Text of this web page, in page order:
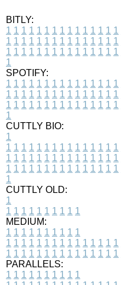
BITLY:
1 1 1 1 1 1 1 1 1 1 1 1 1 1 1
1 1 1 1 1 1 1 1 1 1 1 1 1 1 1
1 1 1 1 1 1 1 1 1 1 1 1 1 1 1
1
SPOTIFY:
1 1 1 1 1 1 1 1 1 1 1 1 1 1 1
1 1 1 1 1 1 1 1 1 1 1 1 1 1 1
1 1 1 1 1 1 1 1 1 1 1 1 1 1 1
1
CUTTLY BIO:
1
1 1 1 1 1 1 1 1 1 1 1 1 1 1 1
1 1 1 1 1 1 1 1 1 1 1 1 1 1 1
1 1 1 1 1 1 1 1 1 1 1 1 1 1 1
1
CUTTLY OLD:
1
1 1 1 1 1 1 1 1 1 1
MEDIUM:
1 1 1 1 1 1 1 1 1 1
1 1 1 1 1 1 1 1 1 1 1 1 1 1 1
1 1 1 1 1 1 1 1 1 1 1 1 1 1 1
PARALLELS:
1 1 1 1 1 1 1 1 1 1